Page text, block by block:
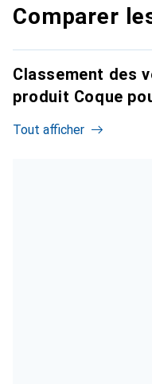
Comparer
Classement des
produit Coque
Tout afficher